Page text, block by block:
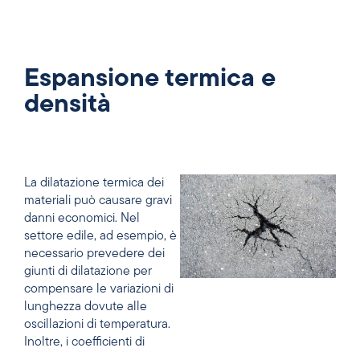
Espansione termica e
densità
La dilatazione termica dei
materiali può causare gravi
danni economici. Nel
settore edile, ad esempio, è
necessario prevedere dei
giunti di dilatazione per
compensare le variazioni di
lunghezza dovute alle
oscillazioni di temperatura.
Inoltre, i coefficienti di